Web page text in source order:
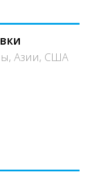
Азии, США